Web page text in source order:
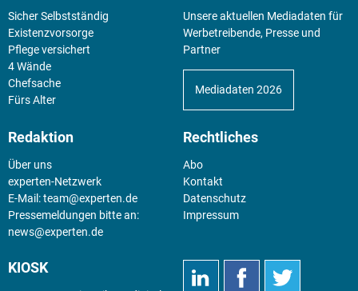
Sicher Selbstständig
Existenz­vorsorge
Pflege versichert
4 Wände
Chefsache
Fürs Alter
Unsere aktuellen Mediadaten für
Werbetreibende, Presse und
Partner
Mediadaten 2026
Redaktion
Über uns
experten-Netzwerk
E-Mail:team@experten.de
Pressemeldungen bitte an:
news@experten.de
Rechtliches
Abo
Kontakt
Datenschutz
Impressum
KIOSK